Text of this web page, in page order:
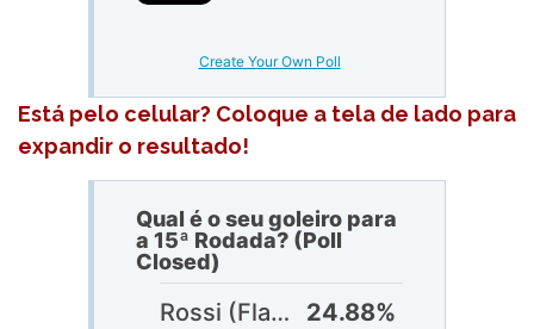
Create Your Own Poll
Está pelo celular? Coloque a tela de lado para
expandir o resultado!
Qual é o seu goleiro para
a 15ª Rodada? (Poll
Closed)
Rossi (Flamengo) 24.88%